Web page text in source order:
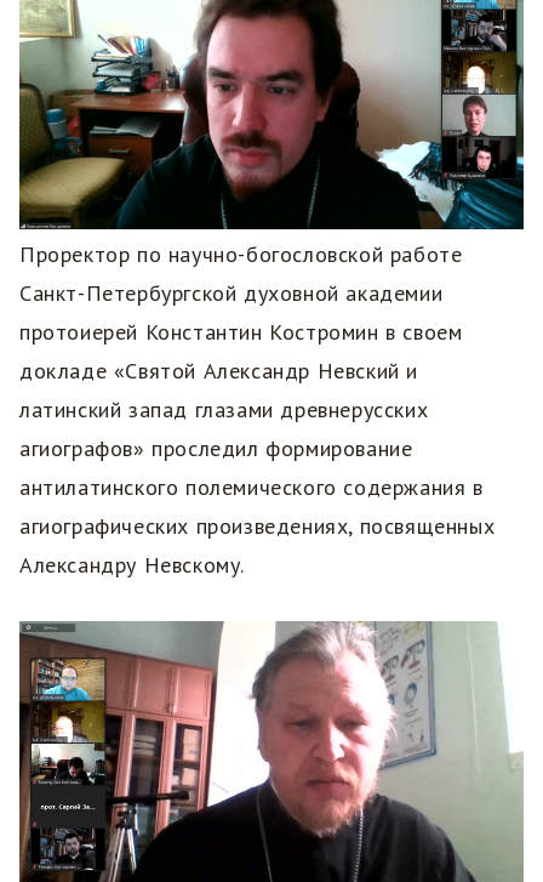
Проректор по научно-богословской работе
Санкт-Петербургской духовной академии
протоиерей Константин Костромин в своем
докладе «Святой Александр Невский и
латинский запад глазами древнерусских
агиографов» проследил формирование
антилатинского полемического содержания в
агиографических произведениях, посвященных
Александру Невскому.